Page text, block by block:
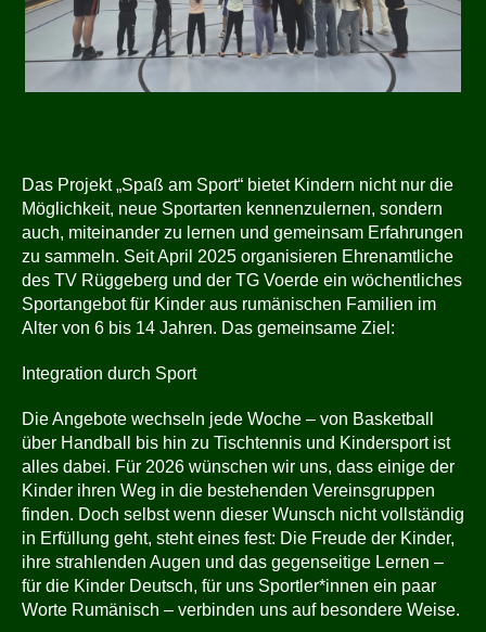
Das Projekt „Spaß am Sport“ bietet Kindern nicht nur die
Möglichkeit, neue Sportarten kennenzulernen, sondern
auch, miteinander zu lernen und gemeinsam Erfahrungen
zu sammeln. Seit April 2025 organisieren Ehrenamtliche
des TV Rüggeberg und der TG Voerde ein wöchentliches
Sportangebot für Kinder aus rumänischen Familien im
Alter von 6 bis 14 Jahren. Das gemeinsame Ziel:
Integration durch Sport
Die Angebote wechseln jede Woche – von Basketball
über Handball bis hin zu Tischtennis und Kindersport ist
alles dabei. Für 2026 wünschen wir uns, dass einige der
Kinder ihren Weg in die bestehenden Vereinsgruppen
finden. Doch selbst wenn dieser Wunsch nicht vollständig
in Erfüllung geht, steht eines fest: Die Freude der Kinder,
ihre strahlenden Augen und das gegenseitige Lernen –
für die Kinder Deutsch, für uns Sportler*innen ein paar
Worte Rumänisch – verbinden uns auf besondere Weise.